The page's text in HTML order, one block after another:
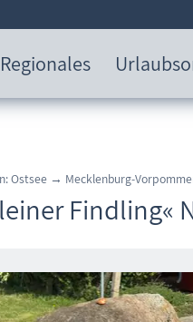
Regionales
Ostsee → Mecklenburg-
Findling«